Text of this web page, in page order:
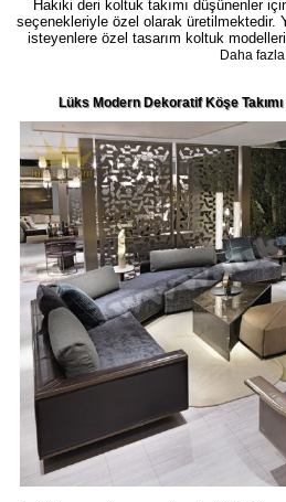
Hakiki deri koltuk takımı düşünenler
seçenekleriyle özel olarak üretilmektedir.
isteyenlere özel tasarım koltuk
Daha
Lüks Modern Dekoratif Köşe Takımı